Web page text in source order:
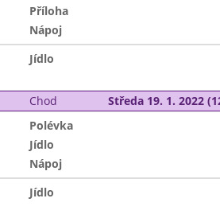
Příloha
Nápoj
Jídlo
Chod Středa 19. 1. 2022
Polévka
Jídlo
Nápoj
Jídlo